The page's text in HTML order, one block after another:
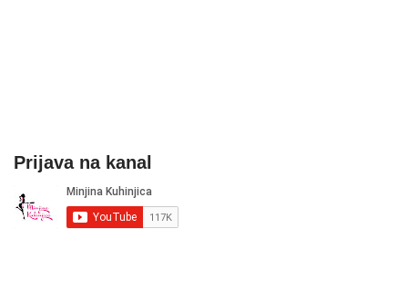
Prijava na kanal